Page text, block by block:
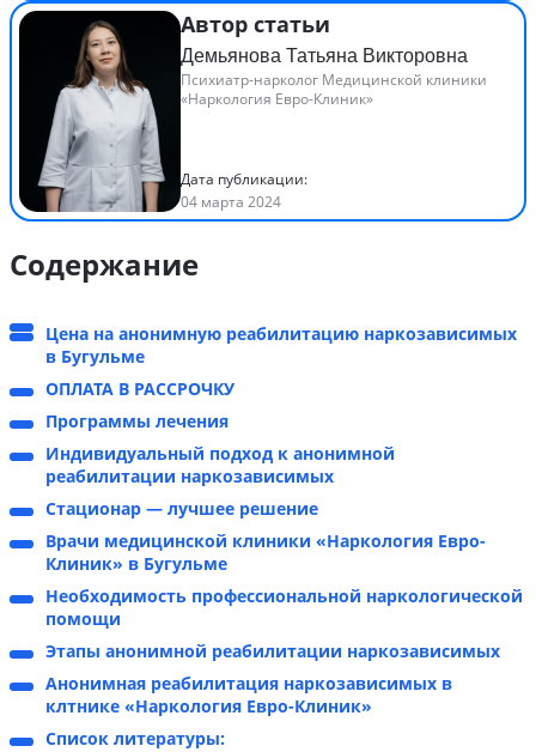
Автор статьи
Демьянова Татьяна Викторовна
Психиатр-нарколог Медицинской клиники
«Наркология Евро-Клиник»
Дата публикации:
04 марта 2024
Содержание
Цена на анонимную реабилитацию наркозависимых
в Бугульме
ОПЛАТА В РАССРОЧКУ
Программы лечения
Индивидуальный подход к анонимной
реабилитации наркозависимых
Стационар — лучшее решение
Врачи медицинской клиники «Наркология Евро-
Клиник» в Бугульме
Необходимость профессиональной наркологической
помощи
Этапы анонимной реабилитации наркозависимых
Анонимная реабилитация наркозависимых в
клтнике «Наркология Евро-Клиник»
Список литературы: